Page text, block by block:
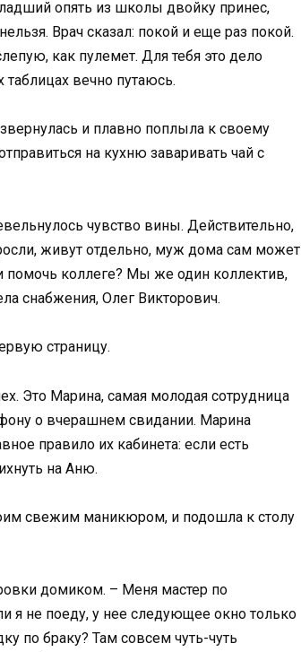
опять из школы двойку принес,
Врач сказал: покой и еще раз покой.
как пулемет. Для тебя это дело
таблицах вечно путаюсь.
и плавно поплыла к своему
на кухню заваривать чай с
чувство вины. Действительно,
живут отдельно, муж дома сам может
помочь коллеге? Мы же один коллектив,
снабжения, Олег Викторович.
страницу.
Это Марина, самая молодая сотрудница
о вчерашнем свидании. Марина
правило их кабинета: если есть
на Аню.
свежим маникюром, и подошла к столу
домиком. – Меня мастер по
я не поеду, у нее следующее окно только
по браку? Там совсем чуть-чуть